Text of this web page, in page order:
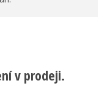
v prodeji.